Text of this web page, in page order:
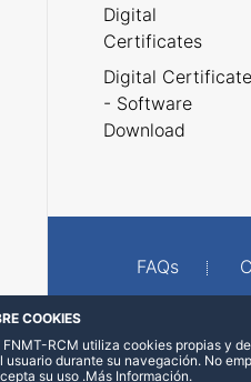
Digital
Certificates
Digital Certificate
- Software
Download
FAQs
COOKIES
FNMT-RCM utiliza cookies propias y
usuario durante su navegación. No
su uso .Más Información.